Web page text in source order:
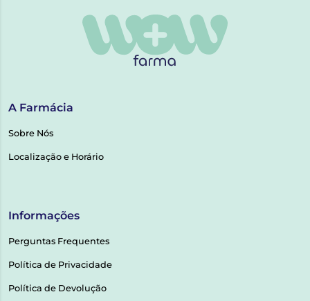
A Farmácia
Sobre Nós
Localização e Horário
Informações
Perguntas Frequentes
Política de Privacidade
Política de Devolução